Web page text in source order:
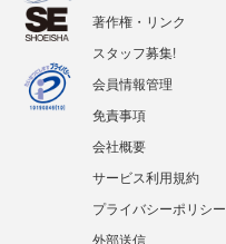
著作権・リンク
スタッフ募集!
会員情報管理
免責事項
会社概要
サービス利用規約
プライバシーポリシー
外部送信